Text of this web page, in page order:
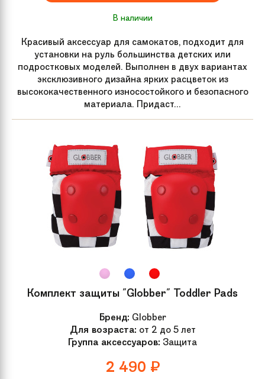
В наличии
Красивый аксессуар для самокатов, подходит для
установки на руль большинства детских или
подростковых моделей. Выполнен в двух вариантах
эксклюзивного дизайна ярких расцветок из
высококачественного износостойкого и безопасного
материала. Придаст...
Комплект защиты "Globber" Toddler Pads
Бренд: Globber
Для возраста: от 2 до 5 лет
Группа аксессуаров: Защита
2 490 ₽